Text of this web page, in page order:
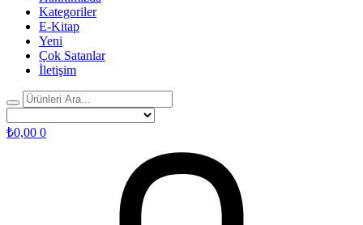
Kategoriler
E-Kitap
Yeni
Çok Satanlar
İletişim
₺0,00 0